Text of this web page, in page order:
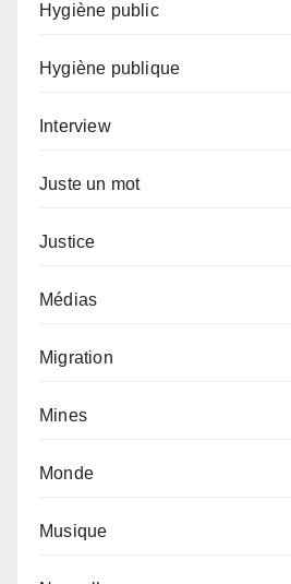
Hygiène public
Hygiène publique
Interview
Juste un mot
Justice
Médias
Migration
Mines
Monde
Musique